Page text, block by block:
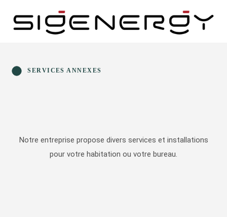
SERVICES ANNEXES
Notre entreprise propose divers services et installations
pour votre habitation ou votre bureau.